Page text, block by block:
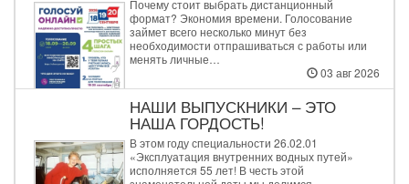
Почему стоит выбрать дистанционный
формат? Экономия времени. Голосование
займет всего несколько минут без
необходимости отпрашиваться с работы или
менять личные…
03 авг 2026
НАШИ ВЫПУСКНИКИ – ЭТО
НАША ГОРДОСТЬ!
В этом году специальности 26.02.01
«Эксплуатация внутренних водных путей»
исполняется 55 лет! В честь этой